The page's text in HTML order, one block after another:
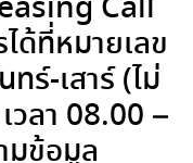
Call
ด้ที่หมายเลข
ร์-เสาร์ (ไม่
ลา 08.00 –
มข้อมูล